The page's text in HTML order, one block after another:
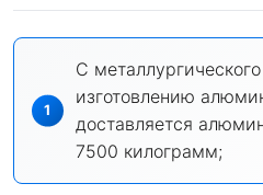
С
изготовлению
доставляется
7500 килограмм;